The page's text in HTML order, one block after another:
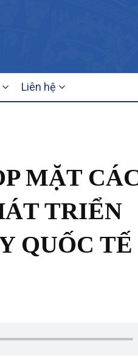
Liên hệ
MẶT
TRIỂN
QUỐC TẾ